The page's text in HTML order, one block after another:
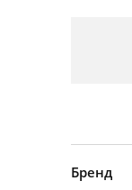
Бренд